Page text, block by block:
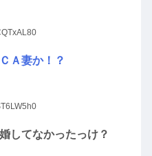
Ａ妻か！？
してなかったっけ？